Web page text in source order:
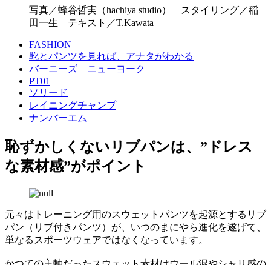
写真／蜂谷哲実（hachiya studio） スタイリング／稲
田一生 テキスト／T.Kawata
FASHION
靴とパンツを見れば、アナタがわかる
バーニーズ ニューヨーク
PT01
ソリード
レイニングチャンプ
ナンバーエム
恥ずかしくないリブパンは、”ドレス
な素材感”がポイント
元々はトレーニング用のスウェットパンツを起源とするリブ
パン（リブ付きパンツ）が、いつのまにやら進化を遂げて、
単なるスポーツウェアではなくなっています。